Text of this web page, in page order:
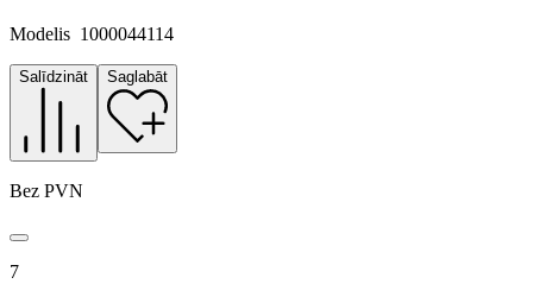
Modelis 1000044114
Salīdzināt Saglabāt
Bez PVN
7